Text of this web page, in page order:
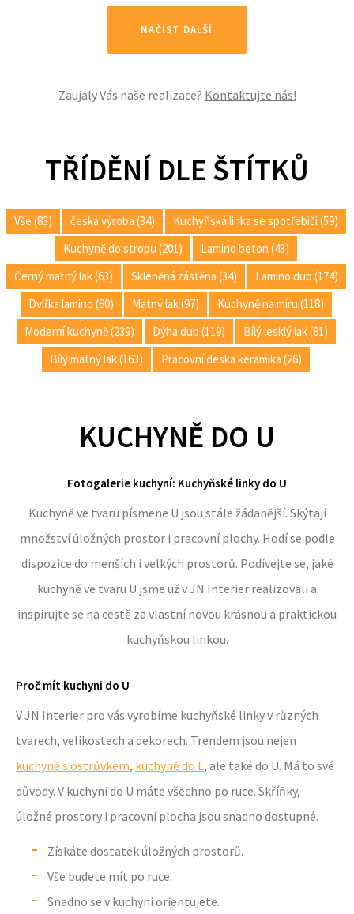
NAČÍST DALŠÍ
Zaujaly Vás naše realizace? Kontaktujte nás!
TŘÍDĚNÍ DLE ŠTÍTKŮ
Vše (83) česká výroba (34)
Kuchyňská linka se spotřebiči (59)
Kuchyně do stropu (201)
Lamino beton (43)
Černý matný lak (63)
Skleněná zástěna (34)
Lamino dub (174)
Dvířka lamino (80)
Matný lak (97)
Kuchyně na míru (118)
Moderní kuchyně (239)
Dýha dub (119)
Bílý lesklý lak (81)
Bílý matný lak (163)
Pracovní deska keramika (26)
KUCHYNĚ DO U
Fotogalerie kuchyní: Kuchyňské linky do U
Kuchyně ve tvaru písmene U jsou stále žádanější. Skýtají
množství úložných prostor i pracovní plochy. Hodí se podle
dispozice do menších i velkých prostorů. Podívejte se, jaké
kuchyně ve tvaru U jsme už v JN Interier realizovali a
inspirujte se na cestě za vlastní novou krásnou a praktickou
kuchyňskou linkou.
Proč mít kuchyni do U
V JN Interier pro vás vyrobíme kuchyňské linky v různých
tvarech, velikostech a dekorech. Trendem jsou nejen
kuchyně s ostrůvkem, kuchyně do L, ale také do U. Má to své
důvody. V kuchyni do U máte všechno po ruce. Skříňky,
úložné prostory i pracovní plocha jsou snadno dostupné.
Získáte dostatek úložných prostorů.
Vše budete mít po ruce.
Snadno se v kuchyni orientujete.